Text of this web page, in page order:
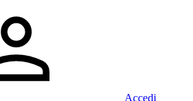
Accedi